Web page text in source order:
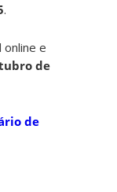
.
e
de
de